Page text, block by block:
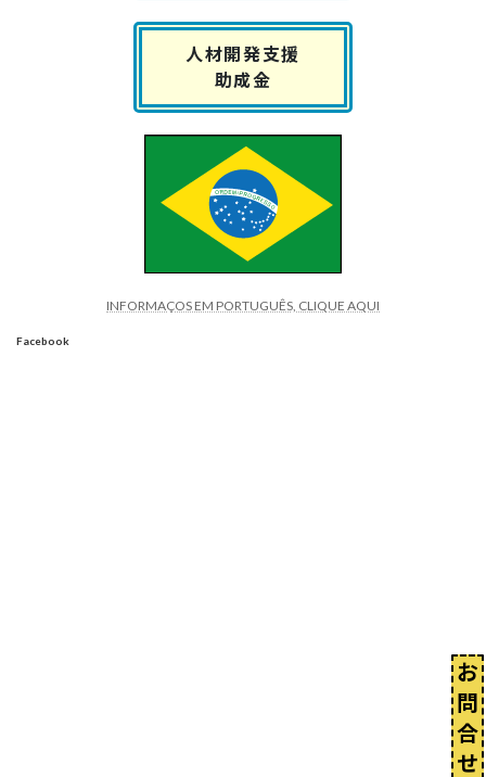
お
問
合
せ
人材開発支援
助成金
INFORMAÇOS EM PORTUGUÊS, CLIQUE AQUI
Facebook